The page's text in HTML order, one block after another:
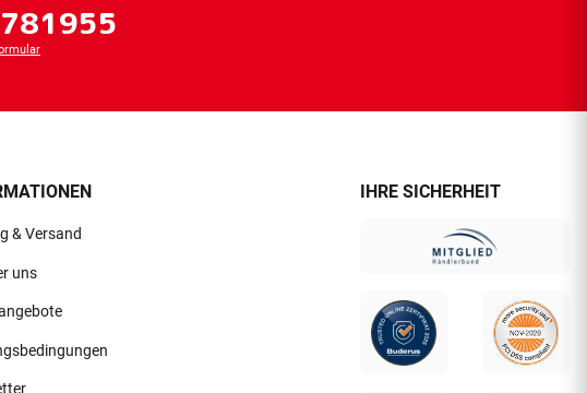
& Versand
uns
IHRE SICHERHEIT